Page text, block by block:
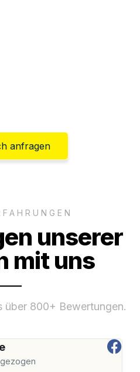
anfragen
unserer
mit uns
über 800+ Bewertungen.